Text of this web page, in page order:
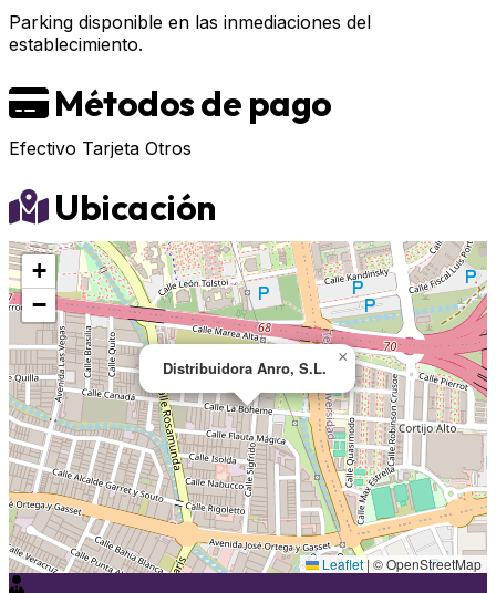
Parking disponible en las inmediaciones del
establecimiento.
Métodos de pago
Efectivo Tarjeta Otros
Ubicación
Distribuidora Anro, S.L.
×
+
−
Leaflet|© OpenStreetMap